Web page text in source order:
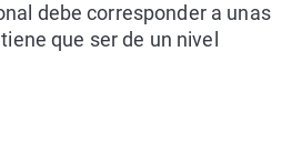
debe corresponder a unas
que ser de un nivel